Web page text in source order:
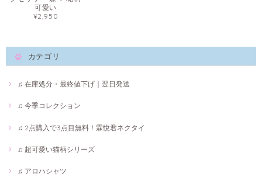
可愛い
¥2,950
カテゴリ
♫ 在庫処分・最終値下げ｜翌日発送
♫ 今季コレクション
♫ 2点購入で3点目無料！霖悅君ネクタイ
♫ 超可愛い猫柄シリーズ
♫ アロハシャツ